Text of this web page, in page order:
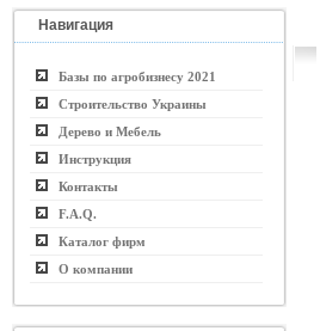
Навигация
Базы по агробизнесу 2021
Строительство Украины
Дерево и Мебель
Инструкция
Контакты
F.A.Q.
Каталог фирм
О компании